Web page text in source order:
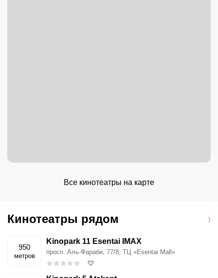
Все кинотеатры на карте
Кинотеатры рядом
950
метров
Kinopark 11 Esentai IMAX
просп. Аль-Фараби, 77/8, ТЦ «Esentai Mall»